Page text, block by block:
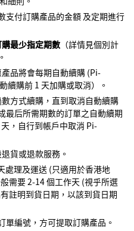
支付訂購產品的金額 及定期進行
最少指定期數 （詳情見個別計
品將會每期自動續購 (Pi-
購前 1 天加購或取消）。
方式續購，直到取消自動續購
最后所需期數的訂單之自動續期
，自行到帳戶中取消 Pi-
貨或退款服務。
處理及運送 (只適用於香港地
需要 2-14 個工作天 (視乎所選
註明到貨日期，以該到貨日期
單編號，方可提取訂購產品。